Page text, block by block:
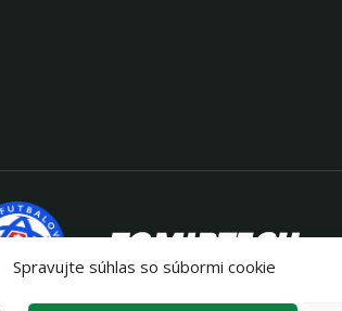
Spravujte súhlas so súbormi cookie